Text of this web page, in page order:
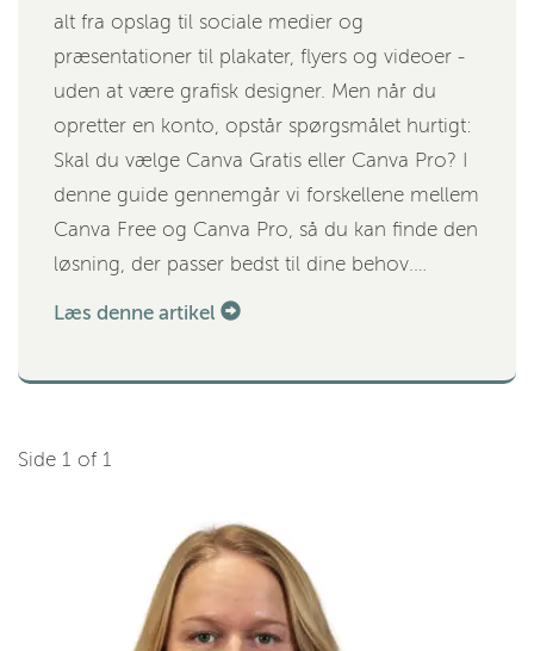
alt fra opslag til sociale medier og
præsentationer til plakater, flyers og videoer -
uden at være grafisk designer. Men når du
opretter en konto, opstår spørgsmålet hurtigt:
Skal du vælge Canva Gratis eller Canva Pro? I
denne guide gennemgår vi forskellene mellem
Canva Free og Canva Pro, så du kan finde den
løsning, der passer bedst til dine behov.…
Læs denne artikel
Side 1 of 1